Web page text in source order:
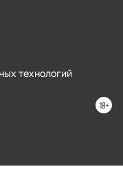
технологий